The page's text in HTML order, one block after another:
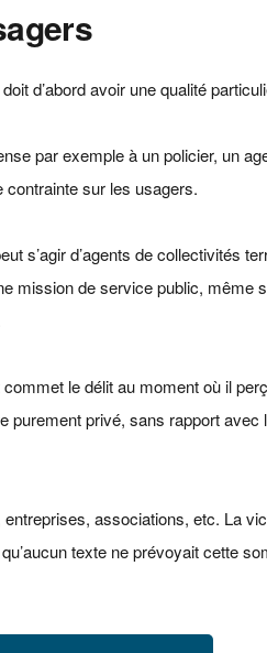
d’abord avoir une qualité
par exemple à un policier, un
contrainte sur les usagers.
s’agir d’agents de collectivités
mission de service public, même
commet le délit au moment où il
purement privé, sans rapport avec
entreprises, associations, etc. La
texte ne prévoyait cette